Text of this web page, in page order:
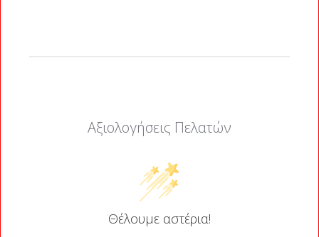
Αξιολογήσεις Πελατών
Θέλουμε αστέρια!